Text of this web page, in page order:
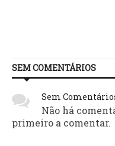
SEM COMENTÁRIOS
Sem
Não há
primeiro a comentar.